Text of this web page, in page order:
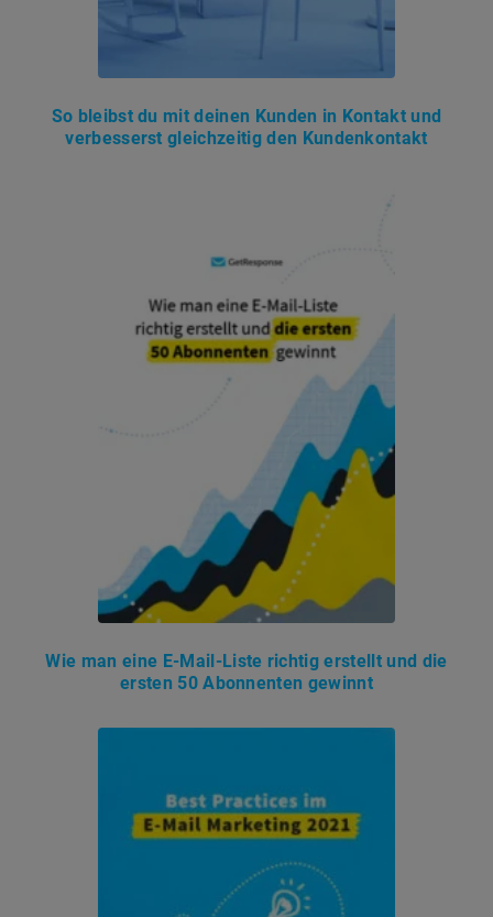
So bleibst du mit deinen Kunden in Kontakt und
verbesserst gleichzeitig den Kundenkontakt
Wie man eine E-Mail-Liste richtig erstellt und die
ersten 50 Abonnenten gewinnt